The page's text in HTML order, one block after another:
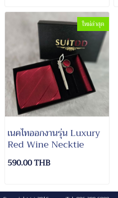
ใหม่ล่าสุด
เนคไทออกงานรุ่น Luxury
Red Wine Necktie
590.00 THB